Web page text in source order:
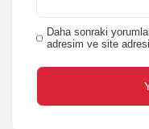
Daha sonraki
adresim ve site